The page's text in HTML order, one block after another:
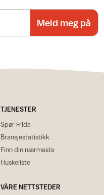
Meld meg på
TJENESTER
Spør Frida
Bransjestatistikk
Finn din nærmeste
Huskeliste
VÅRE NETTSTEDER